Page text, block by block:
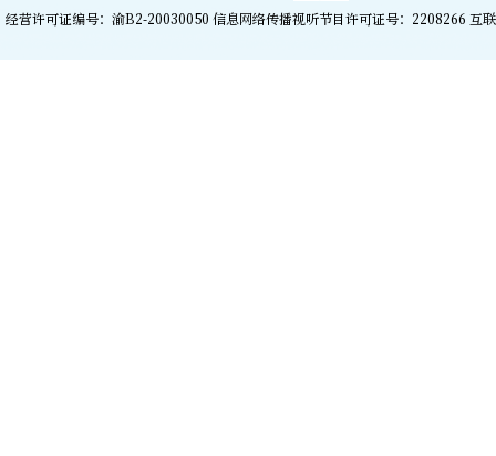
经营许可证编号：渝B2-20030050 信息网络传播视听节目许可证号：2208266 互